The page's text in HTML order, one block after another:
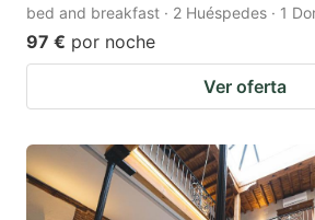
bed and breakfast · 2 Huéspedes · 1
97 € por noche
Ver oferta